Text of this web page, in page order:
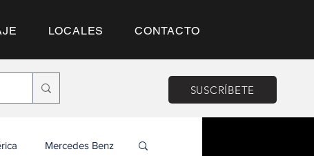
LOCALES CONTACTO
SUSCRÍBETE
Mercedes Benz